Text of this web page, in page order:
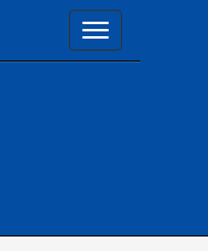
Toggle